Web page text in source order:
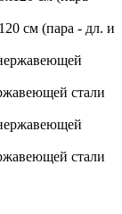
см (пара - дл. и
стали
стали